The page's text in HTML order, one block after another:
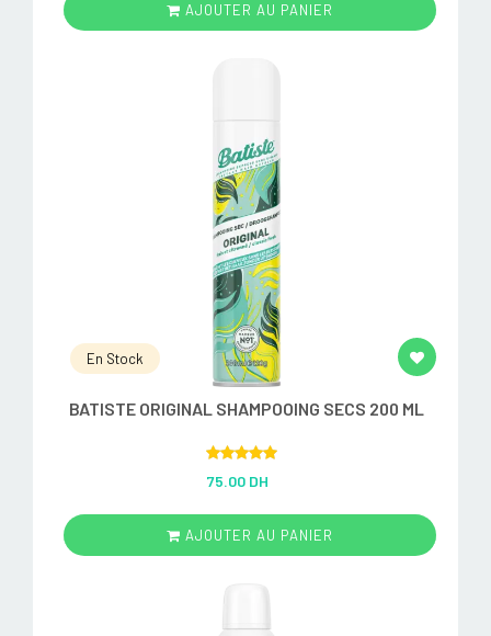
AJOUTER AU PANIER
En Stock
BATISTE ORIGINAL SHAMPOOING SECS 200 ML
out of 5
75.00 DH
AJOUTER AU PANIER